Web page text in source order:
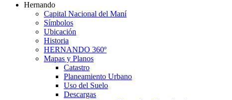
Hernando
Capital Nacional del Maní
Símbolos
Ubicación
Historia
HERNANDO 360º
Mapas y Planos
Catastro
Planeamiento Urbano
Uso del Suelo
Descargas